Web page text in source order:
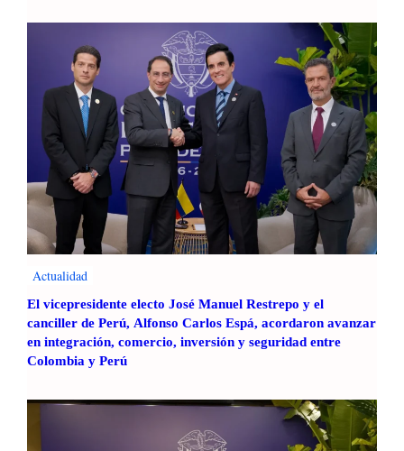
Actualidad
El vicepresidente electo José Manuel Restrepo y el
canciller de Perú, Alfonso Carlos Espá, acordaron avanzar
en integración, comercio, inversión y seguridad entre
Colombia y Perú